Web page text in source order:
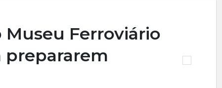
Ferroviário
prepararem